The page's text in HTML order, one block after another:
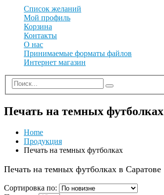
Список желаний
Мой профиль
Корзина
Контакты
О нас
Принимаемые форматы файлов
Интернет магазин
Печать на темных футболках
Home
Продукция
Печать на темных футболках
Печать на темных футболках в Саратове
Сортировка по: